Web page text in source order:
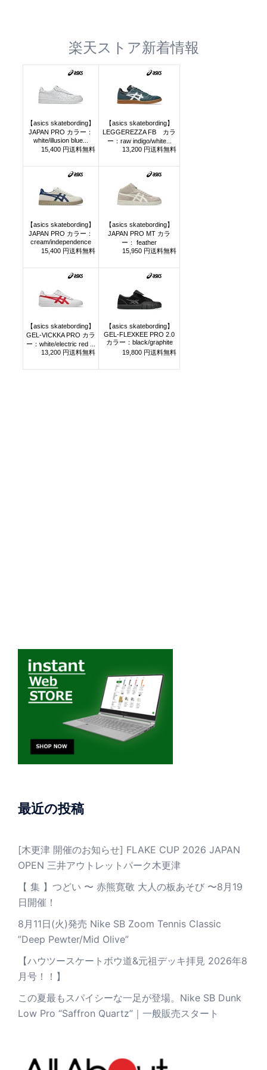
楽天ストア新着情報
最近の投稿
[木更津 開催のお知らせ] FLAKE CUP 2026 JAPAN
OPEN 三井アウトレットパーク木更津
【 集 】つどい 〜 赤熊寛敬 大人の板あそび 〜8月19
日開催！
8月11日(火)発売 Nike SB Zoom Tennis Classic
”Deep Pewter/Mid Olive”
【ハウツースケートボウ道&元祖デッキ拝見 2026年8
月号！！】
この夏最もスパイシーな一足が登場。Nike SB Dunk
Low Pro “Saffron Quartz”｜一般販売スタート